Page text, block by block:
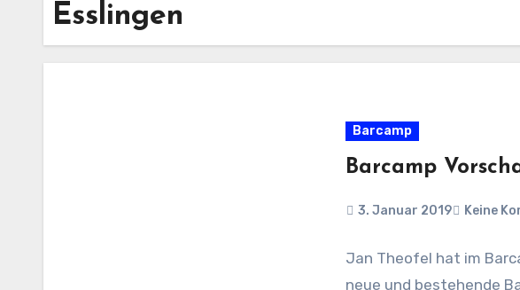
Esslingen
Barcamp
Barcamp
3. Januar 2019 Keine
Jan Theofel hat im
neue und bestehende